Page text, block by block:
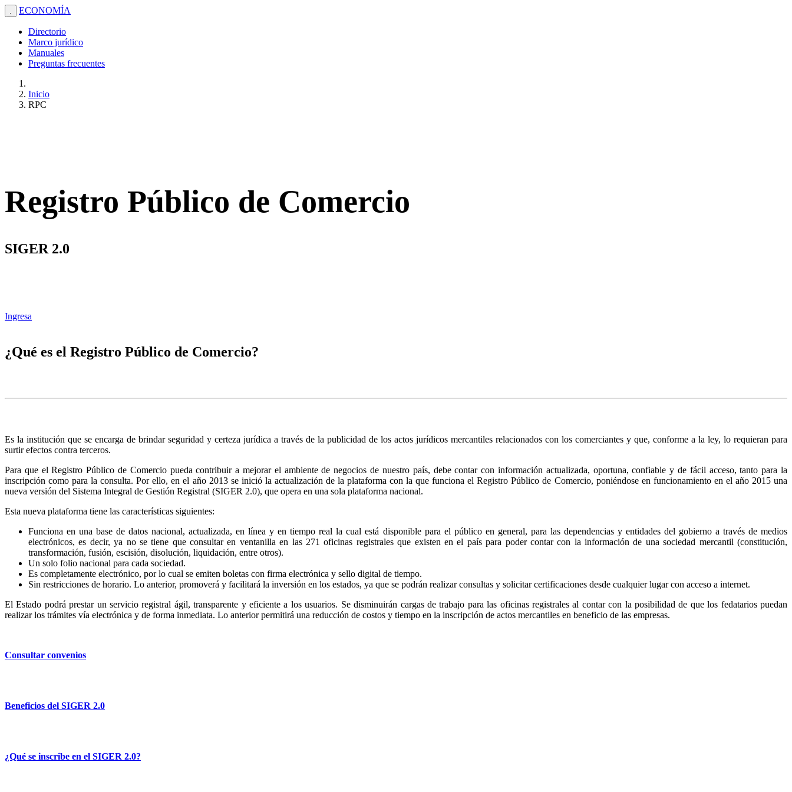
. ECONOMÍA
Directorio
Marco jurídico
Manuales
Preguntas frecuentes
Inicio
RPC
Registro Público de Comercio
SIGER 2.0
Ingresa
¿Qué es el Registro Público de Comercio?
Es la institución que se encarga de brindar seguridad y certeza jurídica a través de la publicidad de los actos jurídicos mercantiles relacionados con los comerciantes y que, conforme a la ley, lo requieran para
surtir efectos contra terceros.
Para que el Registro Público de Comercio pueda contribuir a mejorar el ambiente de negocios de nuestro país, debe contar con información actualizada, oportuna, confiable y de fácil acceso, tanto para la
inscripción como para la consulta. Por ello, en el año 2013 se inició la actualización de la plataforma con la que funciona el Registro Público de Comercio, poniéndose en funcionamiento en el año 2015 una
nueva versión del Sistema Integral de Gestión Registral (SIGER 2.0), que opera en una sola plataforma nacional.
Esta nueva plataforma tiene las características siguientes:
Funciona en una base de datos nacional, actualizada, en línea y en tiempo real la cual está disponible para el público en general, para las dependencias y entidades del gobierno a través de medios
electrónicos, es decir, ya no se tiene que consultar en ventanilla en las 271 oficinas registrales que existen en el país para poder contar con la información de una sociedad mercantil (constitución,
transformación, fusión, escisión, disolución, liquidación, entre otros).
Un solo folio nacional para cada sociedad.
Es completamente electrónico, por lo cual se emiten boletas con firma electrónica y sello digital de tiempo.
Sin restricciones de horario. Lo anterior, promoverá y facilitará la inversión en los estados, ya que se podrán realizar consultas y solicitar certificaciones desde cualquier lugar con acceso a internet.
El Estado podrá prestar un servicio registral ágil, transparente y eficiente a los usuarios. Se disminuirán cargas de trabajo para las oficinas registrales al contar con la posibilidad de que los fedatarios puedan
realizar los trámites vía electrónica y de forma inmediata. Lo anterior permitirá una reducción de costos y tiempo en la inscripción de actos mercantiles en beneficio de las empresas.
Consultar convenios
Beneficios del SIGER 2.0
¿Qué se inscribe en el SIGER 2.0?